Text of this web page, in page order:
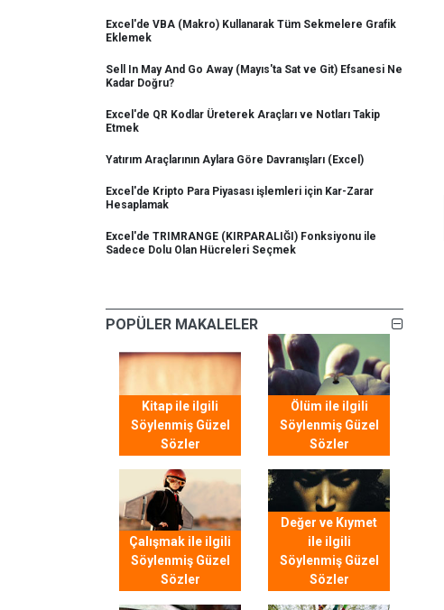
Excel'de VBA (Makro) Kullanarak Tüm Sekmelere Grafik
Eklemek
Sell In May And Go Away (Mayıs'ta Sat ve Git) Efsanesi Ne
Kadar Doğru?
Excel'de QR Kodlar Üreterek Araçları ve Notları Takip
Etmek
Yatırım Araçlarının Aylara Göre Davranışları (Excel)
Excel'de Kripto Para Piyasası işlemleri için Kar-Zarar
Hesaplamak
Excel'de TRIMRANGE (KIRPARALIĞI) Fonksiyonu ile
Sadece Dolu Olan Hücreleri Seçmek
POPÜLER MAKALELER
Kitap ile ilgili
Söylenmiş Güzel
Sözler
Ölüm ile ilgili
Söylenmiş Güzel
Sözler
Çalışmak ile ilgili
Söylenmiş Güzel
Sözler
Değer ve Kıymet
ile ilgili
Söylenmiş Güzel
Sözler